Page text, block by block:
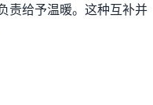
责给予温暖。这种互补并